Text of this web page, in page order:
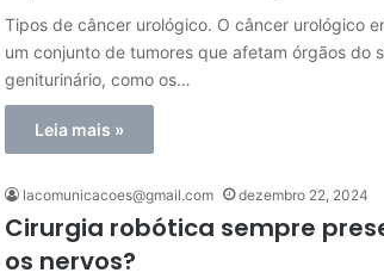
Tipos de câncer urológico. O câncer urológico
um conjunto de tumores que afetam órgãos do
geniturinário, como os…
Leia mais »
lacomunicacoes@gmail.com dezembro 22, 2024
Cirurgia robótica sempre
os nervos?